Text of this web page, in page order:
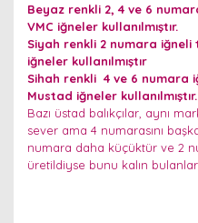
Beyaz renkli 2, 4 ve 6
VMC iğneler kullanılmıştır.
Siyah renkli 2 numara iğneli
iğneler kullanılmıştır
Sihah renkli 4 ve 6 numara
Mustad iğneler kullanılmıştır.
Bazı üstad balıkçılar, aynı
sever ama 4 numarasını
numara daha küçüktür ve 2
üretildiyse bunu kalın